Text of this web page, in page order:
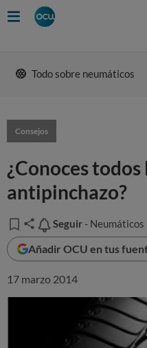
Todo sobre neumáticos
Consejos
¿Conoces
antipinchazo?
Seguir
Seguir - Neumáticos
Añadir OCU en tus
17 marzo 2014